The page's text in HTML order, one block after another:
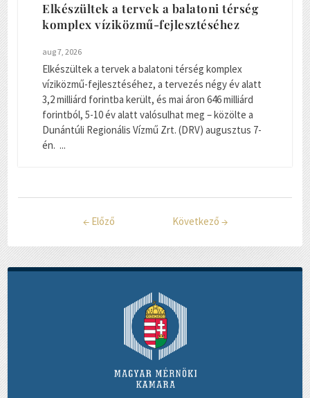
Elkészültek a tervek a balatoni térség
komplex víziközmű-fejlesztéséhez
aug 7, 2026
Elkészültek a tervek a balatoni térség komplex
víziközmű-fejlesztéséhez, a tervezés négy év alatt
3,2 milliárd forintba került, és mai áron 646 milliárd
forintból, 5-10 év alatt valósulhat meg – közölte a
Dunántúli Regionális Vízmű Zrt. (DRV) augusztus 7-
én. ...
← Előző Következő →